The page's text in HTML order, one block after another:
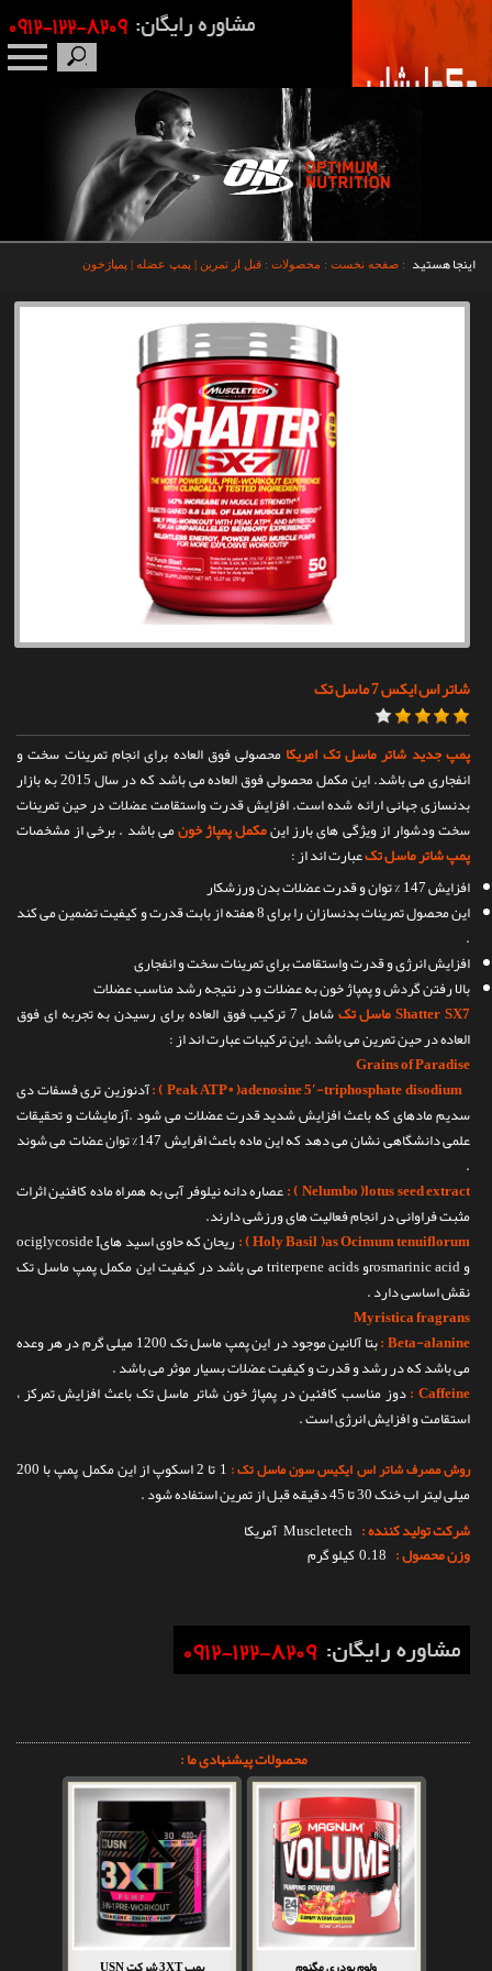
اینجا هستید : صفحه نخست : محصولات : قبل از تمرین | پمپ عضله | پمپاژخون
شاتر اس ایکس 7 ماسل تک
پمپ جدید شاتر ماسل تک امریکامحصولی فوق العاده برای انجام تمرینات سخت و
انفجاری می باشد. این مکمل محصولی فوق العاده می باشد که در سال 2015 به بازار
بدنسازی جهانی ارائه شده است. افزایش قدرت واستقامت عضلات در حین تمرینات
سخت ودشوار از ویژگی های بارز اینمکمل پمپاژ خونمی باشد . برخی از مشخصات
پمپ شاتر ماسل تکعبارت اند از :
افزایش 147 % توان و قدرت عضلات بدن ورزشکار
این محصول تمرینات بدنسازان را برای 8 هفته از بابت قدرت و کیفیت تضمین می کند
.
افزایش انرژی و قدرت واستقامت برای تمرینات سخت و انفجاری
بالا رفتن گردش و پمپاژ خون به عضلات و در نتیجه رشد مناسب عضلات
Shatter SX7 ماسل تک
شامل 7 ترکیب فوق العاده برای رسیدن به تجربه ای فوق
العاده در حین تمرین می باشد .این ترکیبات عبارت اند از :
Grains of Paradise
Peak ATP® )adenosine 5′-triphosphate disodium ) :
آدنوزین تری فسفات دی
سدیم مادهای که باعث افزایش شدید قدرت عضلات می شود .آزمایشات و تحقیقات
علمی دانشگاهی نشان می دهد که این ماده باعث افرایش 147% توان عضات می شوند
.
Nelumbo )lotus seed extract ) :
عصاره دانه نیلوفر آبی به همراه ماده کافئین اثرات
مثبت فراوانی در انجام فعالیت های ورزشی دارند.
Holy Basil )as Ocimum tenuiflorum ) :
ریحان که حاوی اسید هایociglycoside I
و rosmarinic acidو triterpene acids می باشد در کیفیت این مکمل پمپ ماسل تک
نقش اساسی دارد .
Myristica fragrans
Beta-alanine :
بتا آلانین موجود در این پمپ ماسل تک 1200 میلی گرم در هر وعده
می باشد که در رشد و قدرت و کیفیت عضلات بسیار موثر می باشد .
Caffeine : دوز مناسب کافئین در پمپاژ خون شاتر ماسل تک باعث افزایش تمرکز ،
استقامت و افزایش انرژی است .
روش مصرف شاتر اس ایکیس سون ماسل تک :
1 تا 2 اسکوپ از این مکمل پمپ با 200
میلی لیتر اب خنک 30 تا 45 دقیقه قبل از تمرین استفاده شود .
شرکت تولید کننده : Muscletech آمریکا
وزن محصول : 0.18 کیلو گرم
محصولات پیشنهادی ما :